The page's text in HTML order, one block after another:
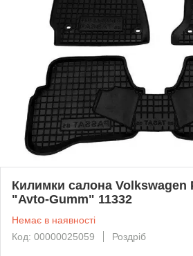
Килимки салона Volkswagen
"Avto-Gumm" 11332
Немає в наявності
Код: 00000025059
Роздріб